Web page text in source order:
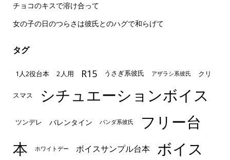
チョコのキスで溶け合って
女の子の日のつらさは彼氏とのハグで和らげて
タグ
1人2役台本 2人用 R15 うさぎ系彼氏 アザラシ系彼氏 クリ
スマス シチュエーションボイス
ツンデレ バレンタイン パンダ系彼氏
フリー台
本
ホワイトデー ボイスサンプル台本
ボイス